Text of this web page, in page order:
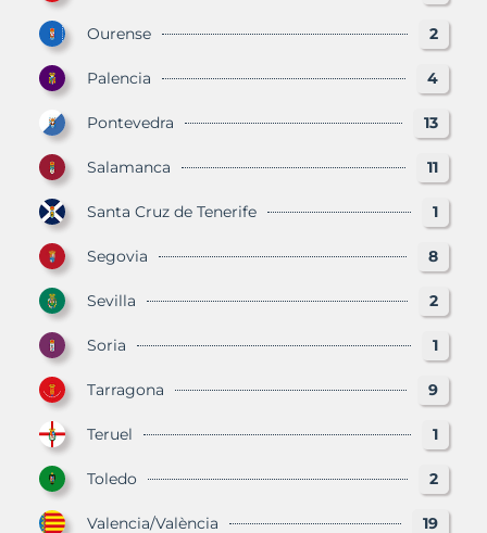
Ourense 2
Palencia 4
Pontevedra 13
Salamanca 11
Santa Cruz de Tenerife 1
Segovia 8
Sevilla 2
Soria 1
Tarragona 9
Teruel 1
Toledo 2
Valencia/València 19